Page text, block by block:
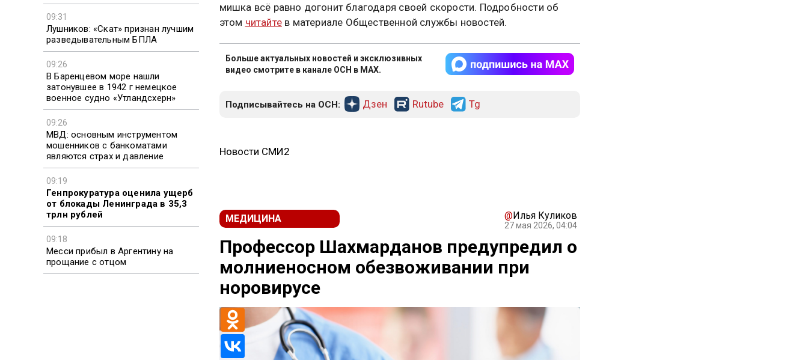
09:31
Лушников: «Скат» признан лучшим
разведывательным БПЛА
09:26
В Баренцевом море нашли
затонувшее в 1942 г немецкое
военное судно «Утландсхерн»
09:26
МВД: основным инструментом
мошенников с банкоматами
являются страх и давление
09:19
Генпрокуратура оценила ущерб
от блокады Ленинграда в 35,3
трлн рублей
09:18
Месси прибыл в Аргентину на
прощание с отцом
мишка всё равно догонит благодаря своей скорости. Подробности об
этом читайтев материале Общественной службы новостей.
Больше актуальных новостей и эксклюзивных
видео смотрите в канале ОСН в MAX.
Подписывайтесь на ОСН: Дзен Rutube Tg
Новости СМИ2
МЕДИЦИНА @Илья Куликов
27 мая 2026, 04:04
Профессор Шахмарданов предупредил о
молниеносном обезвоживании при
норовирусе